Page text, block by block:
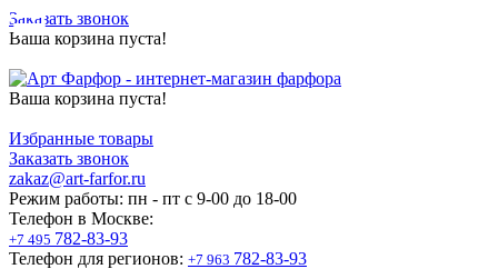
Заказать звонок
Ваша корзина пуста!
Ваша корзина пуста!
Избранные товары
Заказать звонок
zakaz@art-farfor.ru
Режим работы: пн - пт c 9-00 до 18-00
Телефон в Москве:
+7 495 782-83-93
Телефон для регионов: +7 963 782-83-93